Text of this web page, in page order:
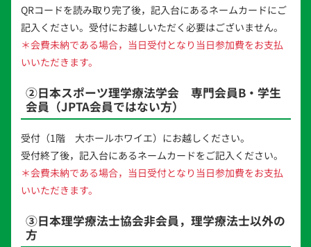
QRコードを読み取り完了後，記入台にあるネームカードにご
記入ください。受付にお越しいただく必要はございません。
＊会費未納である場合，当日受付となり当日参加費をお支払
いいただきます。
②日本スポーツ理学療法学会 専門会員B・学生
会員（JPTA会員ではない方）
受付（1階 大ホールホワイエ）にお越しください。
受付終了後，記入台にあるネームカードをご記入ください。
＊会費未納である場合，当日受付となり当日参加費をお支払
いいただきます。
③日本理学療法士協会非会員，理学療法士以外の
方